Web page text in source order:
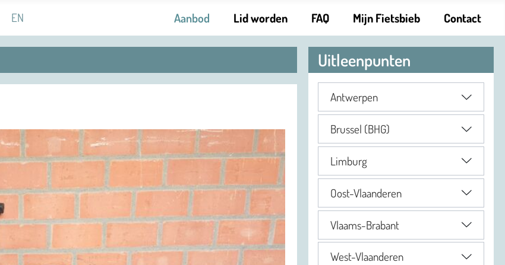
EN Aanbod Lid worden FAQ Mijn Fietsbieb Contact
Uitleenpunten
Antwerpen
Brussel (BHG)
Limburg
Oost-Vlaanderen
Vlaams-Brabant
West-Vlaanderen